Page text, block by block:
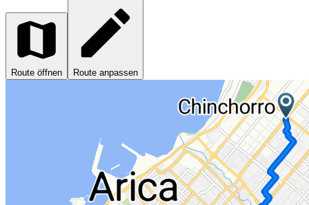
Route öffnen Route anpassen